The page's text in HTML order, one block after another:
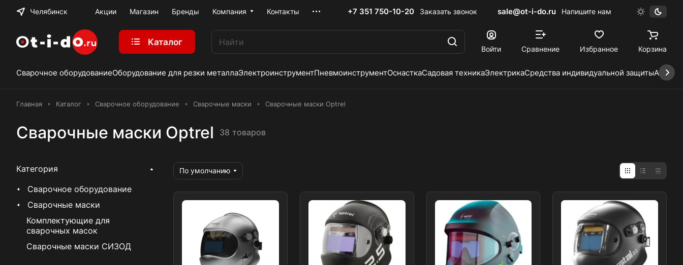
Челябинск Акции Магазин Бренды Компания Контакты +7 351 750-10-20 Заказать звонок sale@ot-i-do.ru Напишите нам
Каталог
Войти Сравнение Избранное Корзина
Сварочное оборудованиеОборудование для резки металлаЭлектроинструментПневмоинструментОснасткаСадовая техникаЭлектрикаСредства индивидуальной защиты
Главная Каталог Сварочное оборудование Сварочные маски Сварочные маски Optrel
Сварочные маски Optrel 38 товаров
По умолчанию
Категория
Сварочное оборудование
Сварочные маски
Комплектующие для
сварочных масок
Сварочные маски СИЗОД